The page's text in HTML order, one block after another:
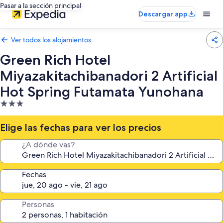
Pasar a la sección principal
Descargar app
Ver todos los alojamientos
Green Rich Hotel
Miyazakitachibanadori 2 Artificial
Hot Spring Futamata Yunohana
Alojamiento
de
3.0 estrellas
Elige las fechas para ver los precios
¿A dónde vas?
Fechas
Personas